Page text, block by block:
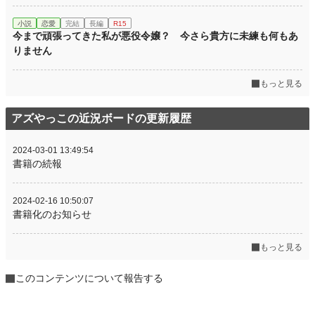
小説 恋愛 完結 長編 R15
今まで頑張ってきた私が悪役令嬢？ 今さら貴方に未練も何もあ
りません
もっと見る
アズやっこの近況ボードの更新履歴
2024-03-01 13:49:54
書籍の続報
2024-02-16 10:50:07
書籍化のお知らせ
もっと見る
このコンテンツについて報告する